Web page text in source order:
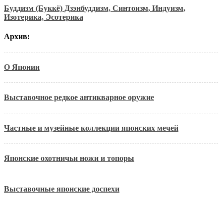
Буддизм (Буккё) Дзэнбуддизм, Синтоизм, Индуизм,
Изотерика, Эсотерика
Архив:
О Японии
Выставочное редкое антикварное оружие
Частные и музейные коллекции японских мечей
Японские охотничьи ножи и топоры
Выставочные японские доспехи